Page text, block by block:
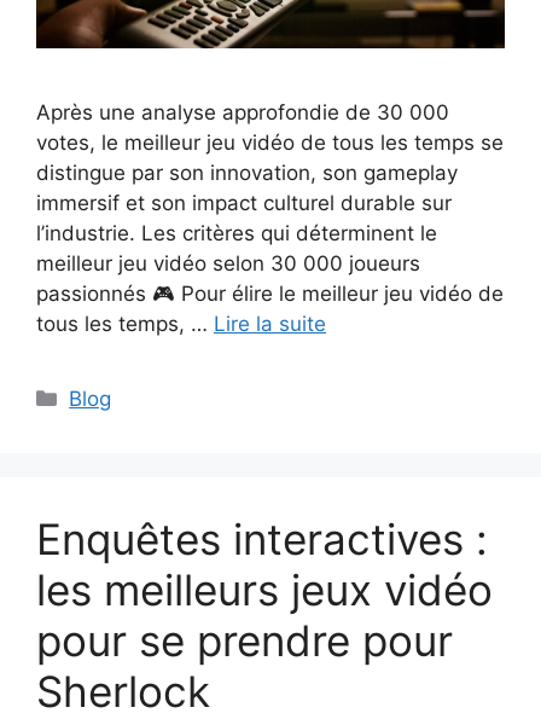
Après une analyse approfondie de 30 000
votes, le meilleur jeu vidéo de tous les temps se
distingue par son innovation, son gameplay
immersif et son impact culturel durable sur
l’industrie. Les critères qui déterminent le
meilleur jeu vidéo selon 30 000 joueurs
passionnés 🎮 Pour élire le meilleur jeu vidéo de
tous les temps, … Lire la suite
Catégories
Blog
Enquêtes interactives :
les meilleurs jeux vidéo
pour se prendre pour
Sherlock